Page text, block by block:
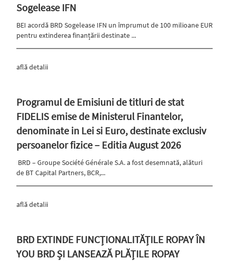
Sogelease IFN
BEI acordă BRD Sogelease IFN un împrumut de 100 milioane EUR
pentru extinderea finanțării destinate ...
află detalii
Programul de Emisiuni de titluri de stat
FIDELIS emise de Ministerul Finantelor,
denominate in Lei si Euro, destinate exclusiv
persoanelor fizice – Editia August 2026
BRD – Groupe Société Générale S.A. a fost desemnată, alături
de BT Capital Partners, BCR,...
află detalii
BRD EXTINDE FUNCȚIONALITĂȚILE ROPAY ÎN
YOU BRD ȘI LANSEAZĂ PLĂȚILE ROPAY